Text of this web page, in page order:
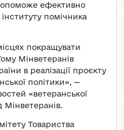
ефективно
помічника
покращувати
Мінветеранів
в реалізації проєкту
політики», —
«ветеранської
Мінветеранів.
Товариства